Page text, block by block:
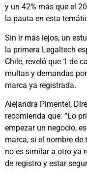
y un 42% más que el
la pauta en esta
Sin ir más lejos, un
la primera Legaltech
Chile, reveló que 1 de
multas y demandas
marca ya registrada.
Alejandra Pimentel,
recomienda que: “Lo
empezar un negocio,
marca, si el nombre
no es similar a otro ya
de registro y estar